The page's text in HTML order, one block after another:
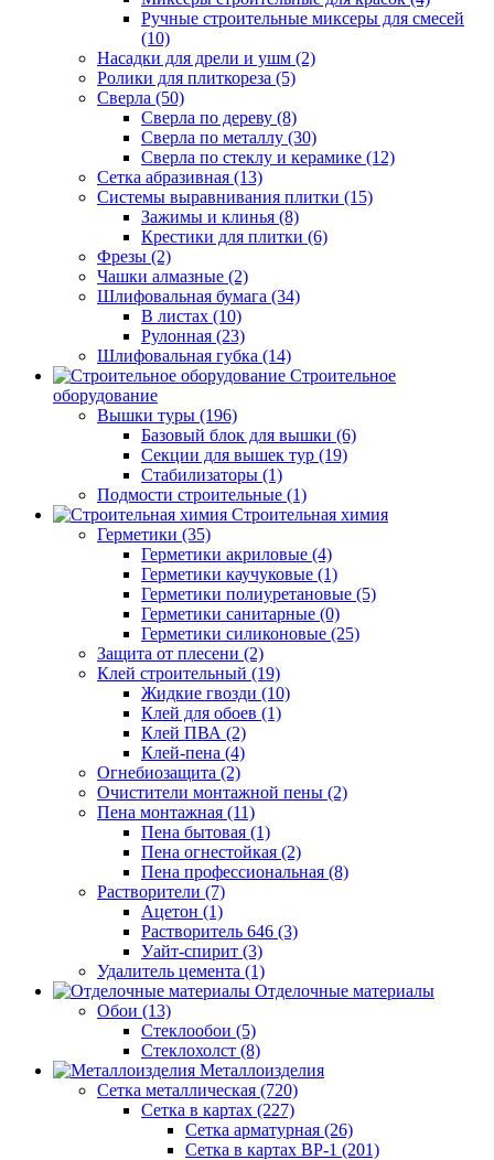
Ручные строительные миксеры для смесей
(10)
Насадки для дрели и ушм (2)
Ролики для плиткореза (5)
Сверла (50)
Сверла по дереву (8)
Сверла по металлу (30)
Сверла по стеклу и керамике (12)
Сетка абразивная (13)
Системы выравнивания плитки (15)
Зажимы и клинья (8)
Крестики для плитки (6)
Фрезы (2)
Чашки алмазные (2)
Шлифовальная бумага (34)
В листах (10)
Рулонная (23)
Шлифовальная губка (14)
Строительное
оборудование
Вышки туры (196)
Базовый блок для вышки (6)
Секции для вышек тур (19)
Стабилизаторы (1)
Подмости строительные (1)
Строительная химия
Герметики (35)
Герметики акриловые (4)
Герметики каучуковые (1)
Герметики полиуретановые (5)
Герметики санитарные (0)
Герметики силиконовые (25)
Защита от плесени (2)
Клей строительный (19)
Жидкие гвозди (10)
Клей для обоев (1)
Клей ПВА (2)
Клей-пена (4)
Огнебиозащита (2)
Очистители монтажной пены (2)
Пена монтажная (11)
Пена бытовая (1)
Пена огнестойкая (2)
Пена профессиональная (8)
Растворители (7)
Ацетон (1)
Растворитель 646 (3)
Уайт-спирит (3)
Удалитель цемента (1)
Отделочные материалы
Обои (13)
Стеклообои (5)
Стеклохолст (8)
Металлоизделия
Сетка металлическая (720)
Сетка в картах (227)
Сетка арматурная (26)
Сетка в картах ВР-1 (201)